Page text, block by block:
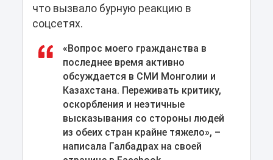
что вызвало бурную реакцию в
соцсетях.
«Вопрос моего гражданства в
последнее время активно
обсуждается в СМИ Монголии и
Казахстана. Переживать критику,
оскорбления и неэтичные
высказывания со стороны людей
из обеих стран крайне тяжело», –
написала Галбадрах на своей